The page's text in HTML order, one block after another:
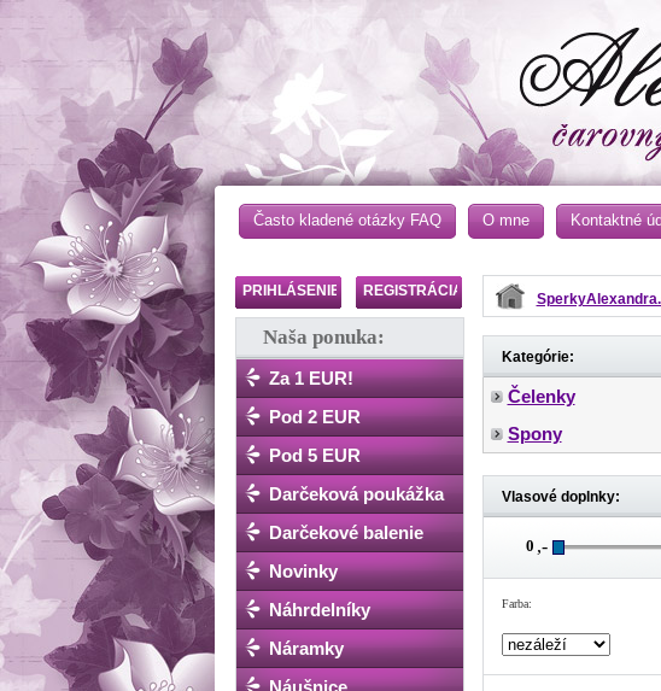
Často kladené otázky FAQ O mne Kontaktné
PRIHLÁSENIE REGISTRÁCIA
Naša ponuka:
Za 1 EUR!
Pod 2 EUR
Pod 5 EUR
Darčeková poukážka
Darčekové balenie
Novinky
Náhrdelníky
Náramky
Náušnice
Kategórie:
Čelenky
Spony
Vlasové doplnky:
,-
Farba: